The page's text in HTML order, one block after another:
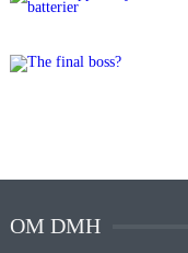
OM DMH